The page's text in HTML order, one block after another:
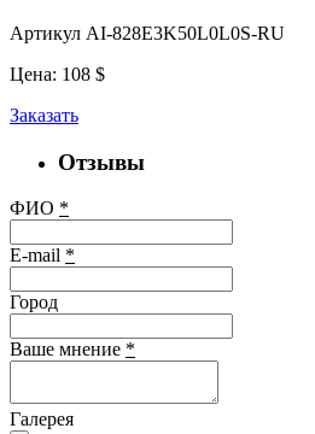
Артикул AI-828E3K50L0L0S-RU
Цена: 108 $
Заказать
Отзывы
ФИО *
E-mail *
Город
Ваше мнение *
Галерея